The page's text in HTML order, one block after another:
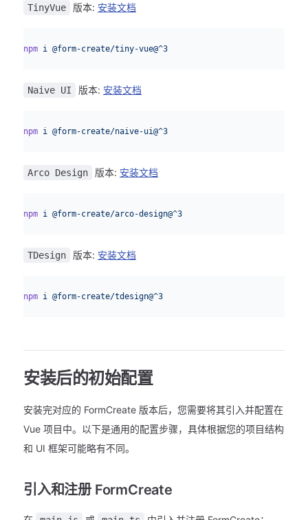
TinyVue 版本: 安装文档
npm i @form-create/tiny-vue@^3
Naive UI 版本: 安装文档
npm i @form-create/naive-ui@^3
Arco Design 版本: 安装文档
npm i @form-create/arco-design@^3
TDesign 版本: 安装文档
npm i @form-create/tdesign@^3
安装后的初始配置
安装完对应的 FormCreate 版本后，您需要将其引入并配置在
Vue 项目中。以下是通用的配置步骤，具体根据您的项目结构
和 UI 框架可能略有不同。
引入和注册 FormCreate